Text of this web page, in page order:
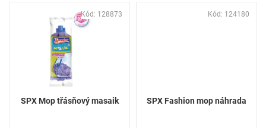
SPX Mop třásňový masaik
Kód: 128873
SPX Fashion mop náhrada
Kód: 124180